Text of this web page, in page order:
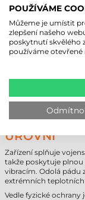
Průmyslový tablet
potřebách rozšířit o
záznam dat je k
a čtečka karet Smart
6E a Bluetooth 5.2,
širokopásmovým
dálku.
ÚROVNI
Zařízení splňuje
takže poskytuje
vibracím. Odolá pádu
extrémních teplotních
Vedle fyzické ochrany
POUŽÍVÁME
Můžeme je umístit
zlepšení našeho
poskytnutí skvělého
používáme otevřené